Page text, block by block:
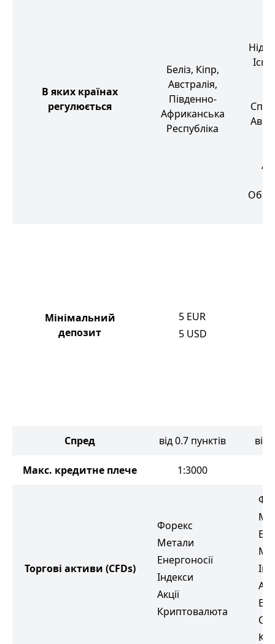
В яких країнах
регулюється
Беліз, Кіпр,
Австралія,
Південно-
Африканська
Республіка
Мінімальний
депозит
5 EUR
5 USD
Спред від 0.7 пунктів від
Макс. кредитне плече 1:3000
Торгові активи (CFDs)
Форекс
Метали
Енергоносії
Індекси
Акції
Криптовалюта
ETF